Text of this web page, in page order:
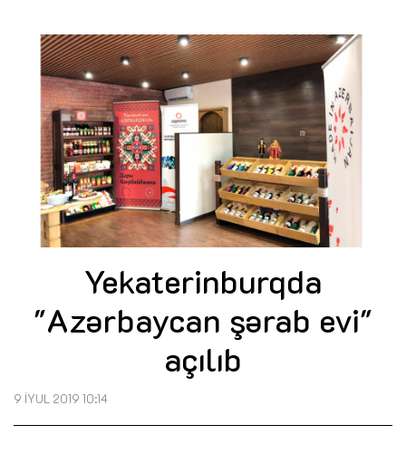
Yekaterinburqda
"Azərbaycan şərab evi"
açılıb
9 İYUL 2019 10:14